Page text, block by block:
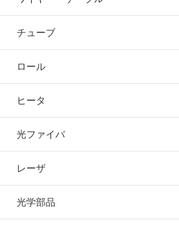
チューブ
ロール
ヒータ
光ファイバ
レーザ
光学部品